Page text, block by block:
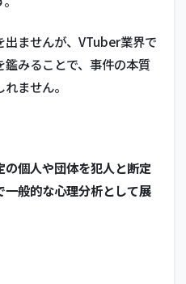
出ませんが、VTuber業界で
みることで、事件の本質
ません。
個人や団体を犯人と断定
般的な心理分析として展